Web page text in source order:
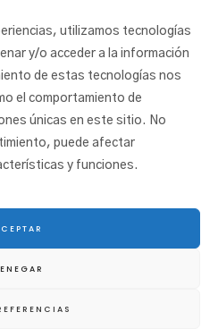
utilizamos tecnologías
y/o acceder a la información
de estas tecnologías nos
el comportamiento de
únicas en este sitio. No
puede afectar
y funciones.
legal|